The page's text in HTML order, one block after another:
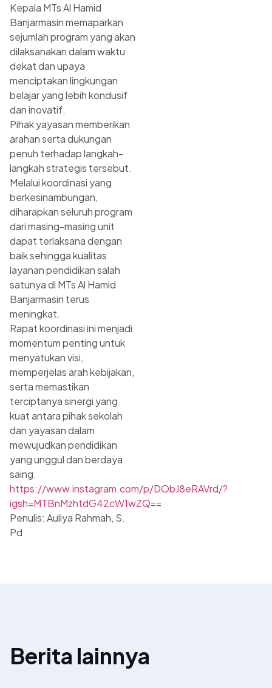
Kepala MTs Al Hamid
Banjarmasin memaparkan
sejumlah program yang akan
dilaksanakan dalam waktu
dekat dan upaya
menciptakan lingkungan
belajar yang lebih kondusif
dan inovatif.
Pihak yayasan memberikan
arahan serta dukungan
penuh terhadap langkah-
langkah strategis tersebut.
Melalui koordinasi yang
berkesinambungan,
diharapkan seluruh program
dari masing-masing unit
dapat terlaksana dengan
baik sehingga kualitas
layanan pendidikan salah
satunya di MTs Al Hamid
Banjarmasin terus
meningkat.
Rapat koordinasi ini menjadi
momentum penting untuk
menyatukan visi,
memperjelas arah kebijakan,
serta memastikan
terciptanya sinergi yang
kuat antara pihak sekolah
dan yayasan dalam
mewujudkan pendidikan
yang unggul dan berdaya
saing.
https://www.instagram.com/p/DObJ8eRAVrd/?
igsh=MTBnMzhtdG42cW1wZQ==
Penulis: Auliya Rahmah, S.
Pd
Berita lainnya